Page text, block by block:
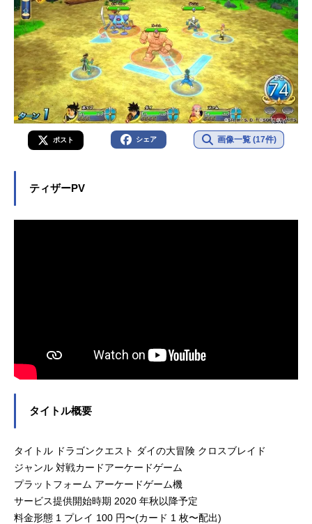
ポスト シェア 画像一覧 (17件)
ティザーPV
タイトル概要
タイトル ドラゴンクエスト ダイの大冒険 クロスブレイド
ジャンル 対戦カードアーケードゲーム
プラットフォーム アーケードゲーム機
サービス提供開始時期 2020 年秋以降予定
料金形態 1 プレイ 100 円〜(カード 1 枚〜配出)